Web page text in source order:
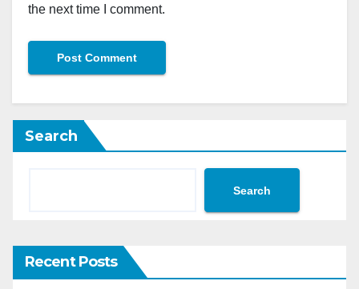
the next time I comment.
Search
Search
Recent Posts